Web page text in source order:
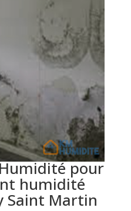
pour
humidité
Saint Martin